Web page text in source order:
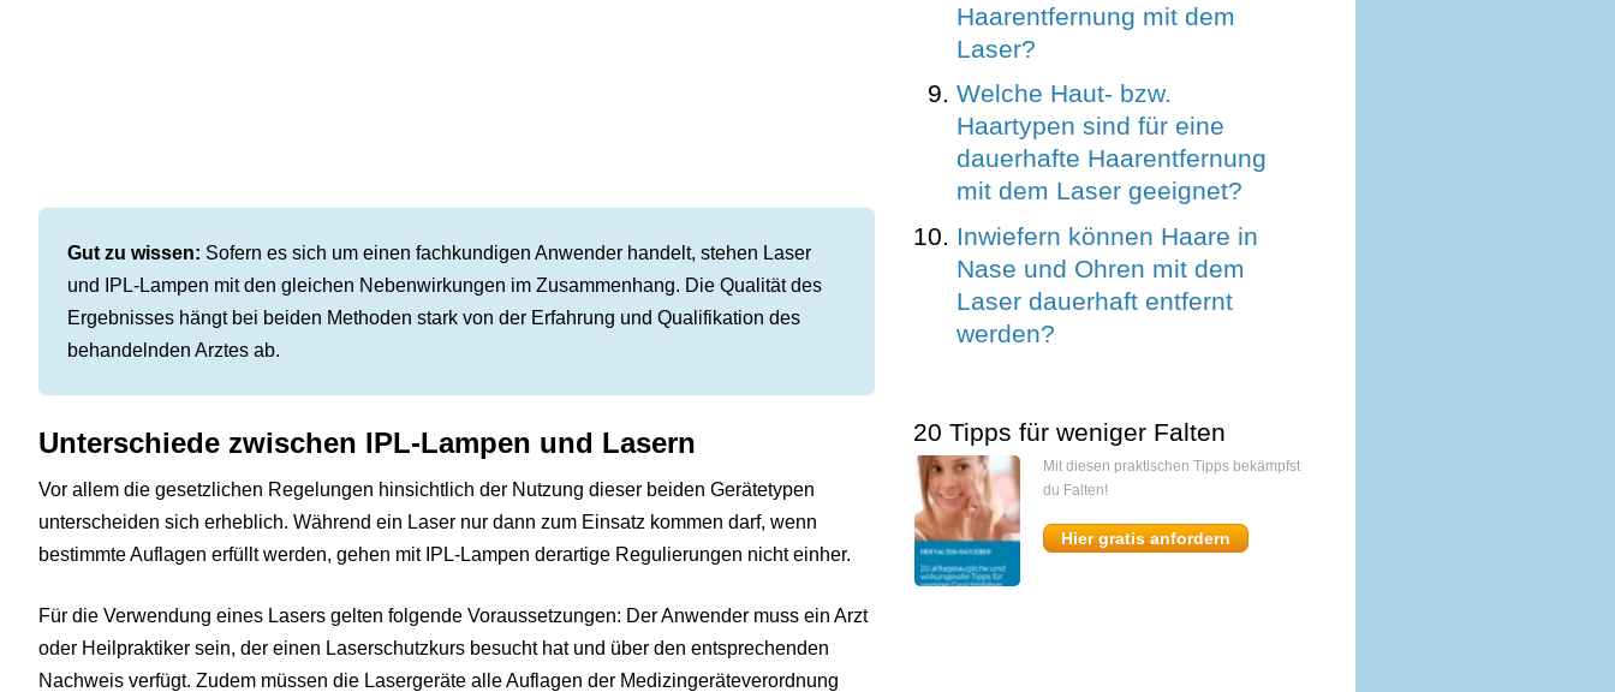
Gut zu wissen: Sofern es sich um einen fachkundigen Anwender handelt, stehen Laser
und IPL-Lampen mit den gleichen Nebenwirkungen im Zusammenhang. Die Qualität des
Ergebnisses hängt bei beiden Methoden stark von der Erfahrung und Qualifikation des
behandelnden Arztes ab.
Unterschiede zwischen IPL-Lampen und Lasern
Vor allem die gesetzlichen Regelungen hinsichtlich der Nutzung dieser beiden Gerätetypen
unterscheiden sich erheblich. Während ein Laser nur dann zum Einsatz kommen darf, wenn
bestimmte Auflagen erfüllt werden, gehen mit IPL-Lampen derartige Regulierungen nicht einher.
Für die Verwendung eines Lasers gelten folgende Voraussetzungen: Der Anwender muss ein Arzt
oder Heilpraktiker sein, der einen Laserschutzkurs besucht hat und über den entsprechenden
Nachweis verfügt. Zudem müssen die Lasergeräte alle Auflagen der Medizingeräteverordnung
Haarentfernung mit dem
Laser?
Welche Haut- bzw.
Haartypen sind für eine
dauerhafte Haarentfernung
mit dem Laser geeignet?
Inwiefern können Haare in
Nase und Ohren mit dem
Laser dauerhaft entfernt
werden?
20 Tipps für weniger Falten
Mit diesen praktischen Tipps bekämpfst
du Falten!
Hier gratis anfordern